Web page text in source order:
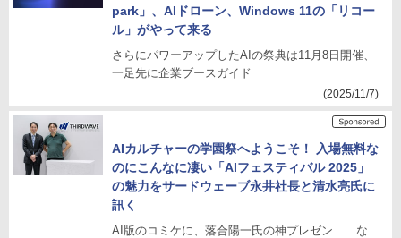
park」、AIドローン、Windows 11の「リコー
ル」がやって来る
さらにパワーアップしたAIの祭典は11月8日開催、
一足先に企業ブースガイド
(2025/11/7)
AIカルチャーの学園祭へようこそ！ 入場無料な
のにこんなに凄い「AIフェスティバル 2025」
の魅力をサードウェーブ永井社長と清水亮氏に
訊く
AI版のコミケに、落合陽一氏の神プレゼン……な